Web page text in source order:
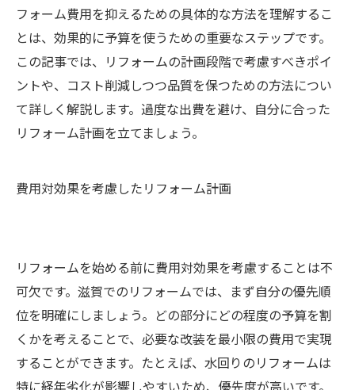
フォーム費用を抑えるための具体的な方法を理解するこ
とは、効果的に予算を使うための重要なステップです。
この記事では、リフォームの計画段階で考慮すべきポイ
ントや、コスト削減しつつ品質を保つための方法につい
て詳しく解説します。過度な出費を避け、自分に合った
リフォーム計画を立てましょう。
費用対効果を考慮したリフォーム計画
リフォームを始める前に費用対効果を考慮することは不
可欠です。滋賀でのリフォームでは、まず自分の優先順
位を明確にしましょう。どの部分にどの程度の予算を割
くかを考えることで、必要な改装を最小限の費用で実現
することができます。たとえば、水回りのリフォームは
特に経年劣化が影響しやすいため、優先度が高いです。